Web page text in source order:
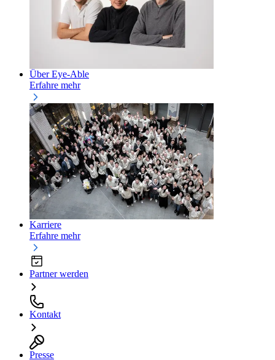
Über Eye-Able
Erfahre mehr
Karriere
Erfahre mehr
Partner werden
Kontakt
Presse